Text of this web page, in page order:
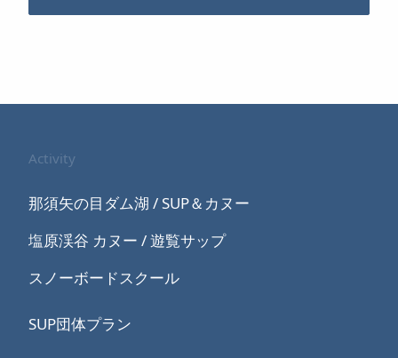
Activity
那須矢の目ダム湖 / SUP＆カヌー
塩原渓谷 カヌー / 遊覧サップ
スノーボードスクール
SUP団体プラン